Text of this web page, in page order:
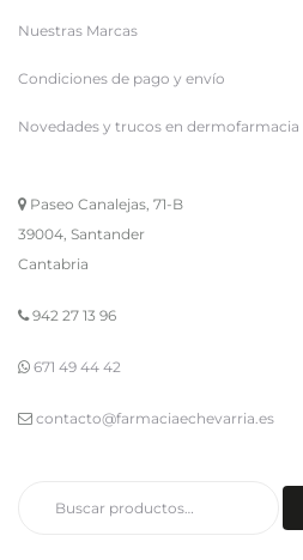
Nuestras Marcas
Condiciones de pago y envío
Novedades y trucos en dermofarmacia
Paseo Canalejas, 71-B
39004, Santander
Cantabria
942 27 13 96
671 49 44 42
contacto@farmaciaechevarria.es